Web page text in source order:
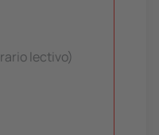
lectivo)